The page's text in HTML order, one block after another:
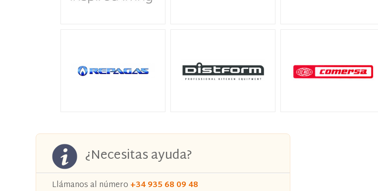
¿Necesitas ayuda?
Llámanos al número +34 935 68 09 48